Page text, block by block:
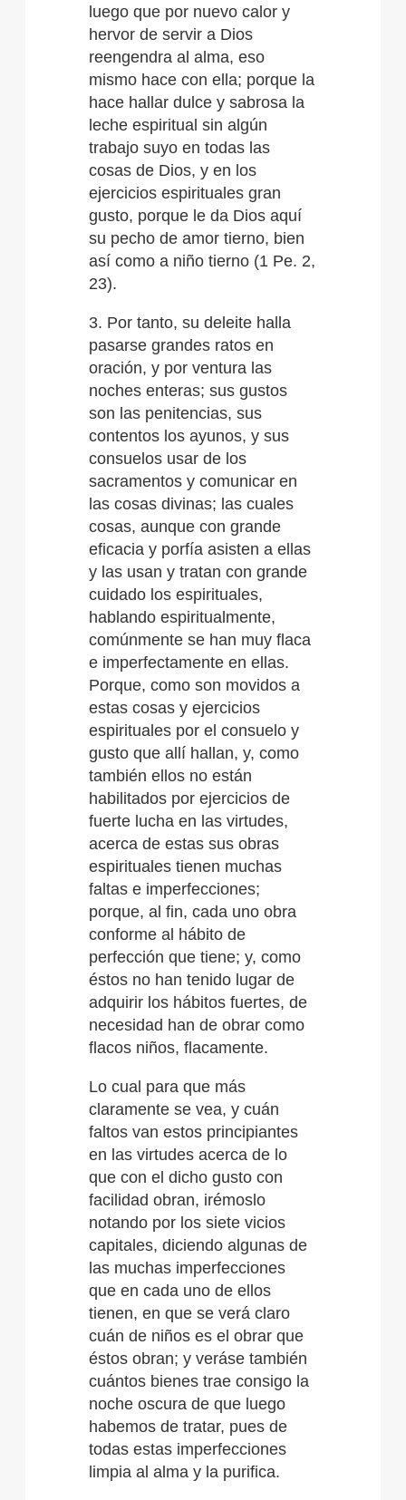
luego que por nuevo calor y
hervor de servir a Dios
reengendra al alma, eso
mismo hace con ella; porque la
hace hallar dulce y sabrosa la
leche espiritual sin algún
trabajo suyo en todas las
cosas de Dios, y en los
ejercicios espirituales gran
gusto, porque le da Dios aquí
su pecho de amor tierno, bien
así como a niño tierno (1 Pe. 2,
23).
3. Por tanto, su deleite halla
pasarse grandes ratos en
oración, y por ventura las
noches enteras; sus gustos
son las penitencias, sus
contentos los ayunos, y sus
consuelos usar de los
sacramentos y comunicar en
las cosas divinas; las cuales
cosas, aunque con grande
eficacia y porfía asisten a ellas
y las usan y tratan con grande
cuidado los espirituales,
hablando espiritualmente,
comúnmente se han muy flaca
e imperfectamente en ellas.
Porque, como son movidos a
estas cosas y ejercicios
espirituales por el consuelo y
gusto que allí hallan, y, como
también ellos no están
habilitados por ejercicios de
fuerte lucha en las virtudes,
acerca de estas sus obras
espirituales tienen muchas
faltas e imperfecciones;
porque, al fin, cada uno obra
conforme al hábito de
perfección que tiene; y, como
éstos no han tenido lugar de
adquirir los hábitos fuertes, de
necesidad han de obrar como
flacos niños, flacamente.
Lo cual para que más
claramente se vea, y cuán
faltos van estos principiantes
en las virtudes acerca de lo
que con el dicho gusto con
facilidad obran, irémoslo
notando por los siete vicios
capitales, diciendo algunas de
las muchas imperfecciones
que en cada uno de ellos
tienen, en que se verá claro
cuán de niños es el obrar que
éstos obran; y veráse también
cuántos bienes trae consigo la
noche oscura de que luego
habemos de tratar, pues de
todas estas imperfecciones
limpia al alma y la purifica.